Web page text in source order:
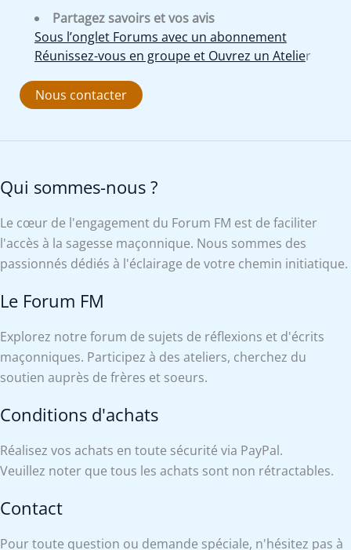
Partagez savoirs et vos avis
Sous l’onglet Forums avec un abonnement
Réunissez-vous en groupe et Ouvrez un Atelier
Nous contacter
Qui sommes-nous ?
Le cœur de l'engagement du Forum FM est de faciliter
l'accès à la sagesse maçonnique. Nous sommes des
passionnés dédiés à l'éclairage de votre chemin initiatique.
Le Forum FM
Explorez notre forum de sujets de réflexions et d'écrits
maçonniques. Participez à des ateliers, cherchez du
soutien auprès de frères et soeurs.
Conditions d'achats
Réalisez vos achats en toute sécurité via PayPal.
Veuillez noter que tous les achats sont non rétractables.
Contact
Pour toute question ou demande spéciale, n'hésitez pas à